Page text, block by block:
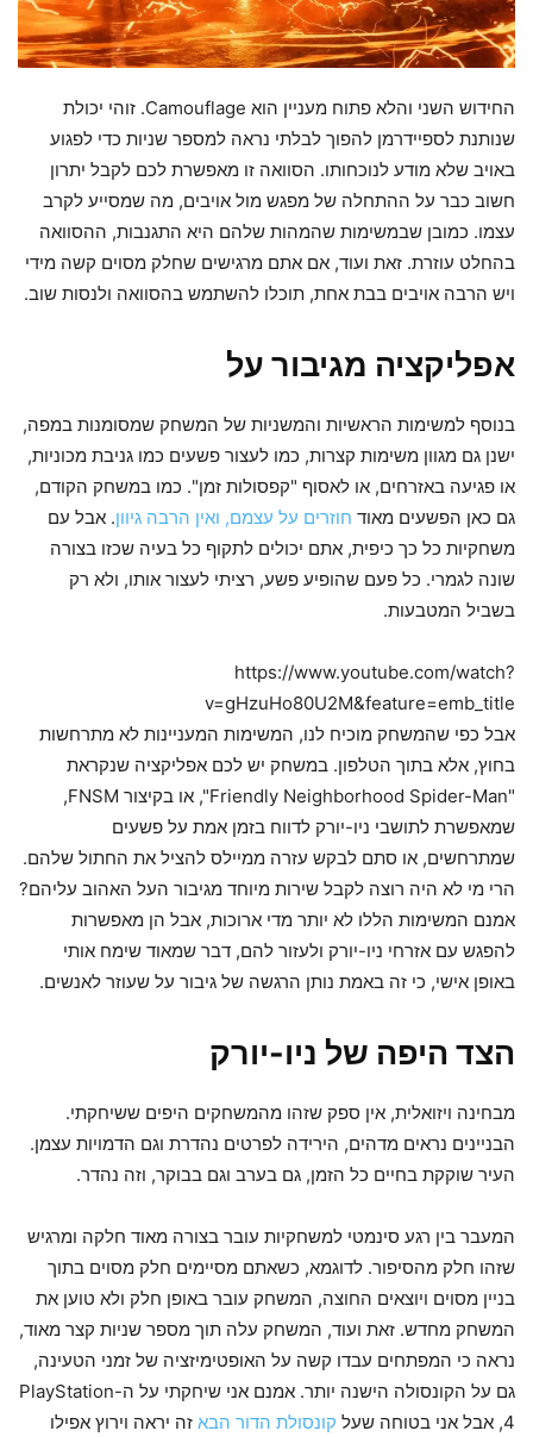
החידוש השני והלא פתוח מעניין הוא Camouflage. זוהי יכולת
שנותנת לספיידרמן להפוך לבלתי נראה למספר שניות כדי לפגוע
באויב שלא מודע לנוכחותו. הסוואה זו מאפשרת לכם לקבל יתרון
חשוב כבר על ההתחלה של מפגש מול אויבים, מה שמסייע לקרב
עצמו. כמובן שבמשימות שהמהות שלהם היא התגנבות, ההסוואה
בהחלט עוזרת. זאת ועוד, אם אתם מרגישים שחלק מסוים קשה מידי
ויש הרבה אויבים בבת אחת, תוכלו להשתמש בהסוואה ולנסות שוב.
אפליקציה מגיבור על
בנוסף למשימות הראשיות והמשניות של המשחק שמסומנות במפה,
ישנן גם מגוון משימות קצרות, כמו לעצור פשעים כמו גניבת מכוניות,
או פגיעה באזרחים, או לאסוף "קפסולות זמן". כמו במשחק הקודם,
גם כאן הפשעים מאוד חוזרים על עצמם, ואין הרבה גיוון. אבל עם
משחקיות כל כך כיפית, אתם יכולים לתקוף כל בעיה שכזו בצורה
שונה לגמרי. כל פעם שהופיע פשע, רציתי לעצור אותו, ולא רק
בשביל המטבעות.
https://www.youtube.com/watch?
v=gHzuHo80U2M&feature=emb_title
אבל כפי שהמשחק מוכיח לנו, המשימות המעניינות לא מתרחשות
בחוץ, אלא בתוך הטלפון. במשחק יש לכם אפליקציה שנקראת
"Friendly Neighborhood Spider-Man", או בקיצור FNSM,
שמאפשרת לתושבי ניו-יורק לדווח בזמן אמת על פשעים
שמתרחשים, או סתם לבקש עזרה ממיילס להציל את החתול שלהם.
הרי מי לא היה רוצה לקבל שירות מיוחד מגיבור העל האהוב עליהם?
אמנם המשימות הללו לא יותר מדי ארוכות, אבל הן מאפשרות
להפגש עם אזרחי ניו-יורק ולעזור להם, דבר שמאוד שימח אותי
באופן אישי, כי זה באמת נותן הרגשה של גיבור על שעוזר לאנשים.
הצד היפה של ניו-יורק
מבחינה ויזואלית, אין ספק שזהו מהמשחקים היפים ששיחקתי.
הבניינים נראים מדהים, הירידה לפרטים נהדרת וגם הדמויות עצמן.
העיר שוקקת בחיים כל הזמן, גם בערב וגם בבוקר, וזה נהדר.
המעבר בין רגע סינמטי למשחקיות עובר בצורה מאוד חלקה ומרגיש
שזהו חלק מהסיפור. לדוגמא, כשאתם מסיימים חלק מסוים בתוך
בניין מסוים ויוצאים החוצה, המשחק עובר באופן חלק ולא טוען את
המשחק מחדש. זאת ועוד, המשחק עלה תוך מספר שניות קצר מאוד,
נראה כי המפתחים עבדו קשה על האופטימיזציה של זמני הטעינה,
גם על הקונסולה הישנה יותר. אמנם אני שיחקתי על ה-PlayStation
4, אבל אני בטוחה שעל
קונסולת הדור הבא זה יראה וירוץ אפילו